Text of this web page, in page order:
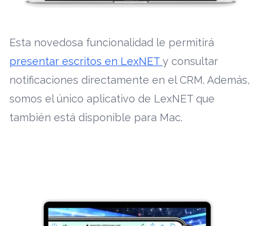
Esta novedosa funcionalidad le permitirá
presentar escritos en LexNET y consultar
notificaciones directamente en el CRM. Además,
somos el único aplicativo de LexNET que
también está disponible para Mac.